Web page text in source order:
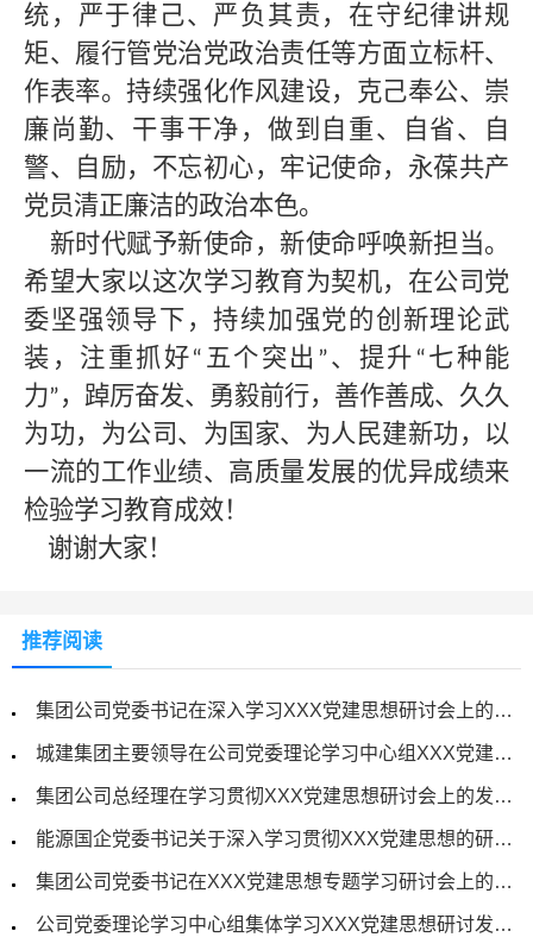
统，严于律己、严负其责，在守纪律讲规
矩、履行管党治党政治责任等方面立标杆、
作表率。持续强化作风建设，克己奉公、崇
廉尚勤、干事干净，做到自重、自省、自
警、自励，不忘初心，牢记使命，永葆共产
党员清正廉洁的政治本色。
新时代赋予新使命，新使命呼唤新担当。
希望大家以这次学习教育为契机，在公司党
委坚强领导下，持续加强党的创新理论武
装，注重抓好“ 五个突出 ”、提升 “七种能
力”，踔厉奋发、勇毅前行，善作善成、久久
为功，为公司、为国家、为人民建新功，以
一流的工作业绩、高质量发展的优异成绩来
检验学习教育成效！
谢谢大家！
推荐阅读
集团公司党委书记在深入学习XXX党建思想研讨会上的发言材料
城建集团主要领导在公司党委理论学习中心组XXX党建思想专题学习研讨会上的交流发言
集团公司总经理在学习贯彻XXX党建思想研讨会上的发言材料
能源国企党委书记关于深入学习贯彻XXX党建思想的研讨发言材料
集团公司党委书记在XXX党建思想专题学习研讨会上的发言材料
公司党委理论学习中心组集体学习XXX党建思想研讨发言材料